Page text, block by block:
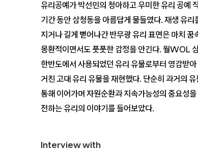
유리공예가 박선민의 청아하고 우미한 유리 공예
기간 동안 삼청동을 아름답게 물들였다. 재생 유
지거나 길게 뻗어나간 반무광 유리 표면은 마치
몽환적이면서도 풋풋한 감정을 안긴다. 월WOL
한반도에서 사용되었던 유리 유물로부터 영감받
거친 고대 유리 유물을 재현했다. 단순히 과거의
통해 이어가며 자원순환과 지속가능성의 중요성
전하는 유리의 이야기를 들어보았다.
Interview with